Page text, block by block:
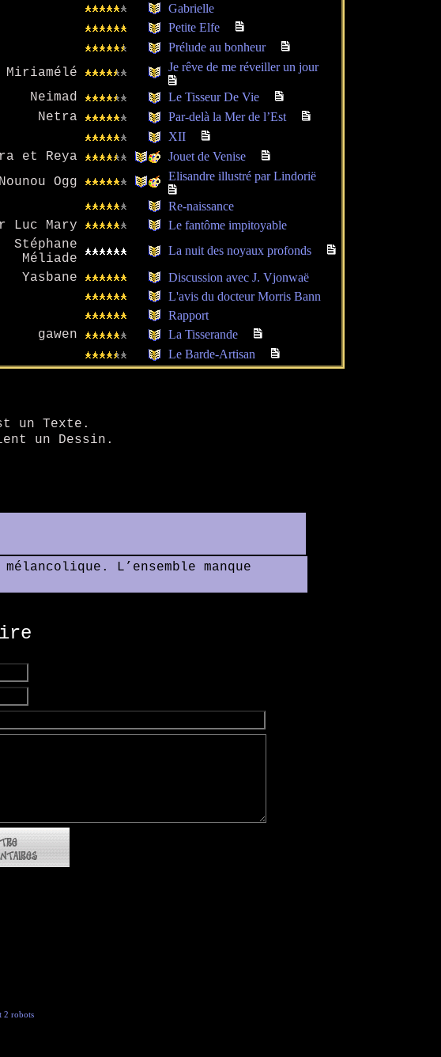
Gabrielle
Petite Elfe
Prélude au bonheur
Miriamélé Je rêve de me réveiller un jour
Neimad Le Tisseur De Vie
Netra
Par-delà la Mer de l’Est
XII
et Reya Jouet de Venise
Nounou Ogg Elisandre illustré par Lindorië
Re-naissance
Luc Mary Le fantôme impitoyable
Stéphane
Méliade
La nuit des noyaux profonds
Yasbane
Discussion avec J. Vjonwaë
L'avis du docteur Morris Bann
Rapport
gawen
La Tisserande
Le Barde-Artisan
un Texte.
un Dessin.
L’ensemble manque
2 robots